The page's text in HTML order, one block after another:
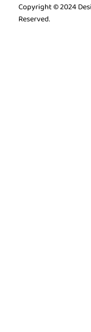
Copyright © 2024
Reserved.